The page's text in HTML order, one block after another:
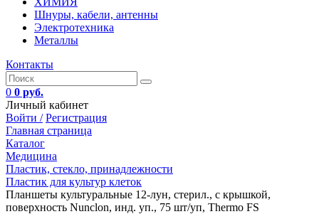
Шнуры, кабели, антенны
Электротехника
Металлы
Контакты
0 0 руб.
Личный кабинет
Войти / Регистрация
Главная страница
Каталог
Медицина
Пластик, стекло, принадлежности
Пластик для культур клеток
Планшеты культуральные 12-лун, стерил., с крышкой,
поверхность Nunclon, инд. уп., 75 шт/уп, Thermo FS